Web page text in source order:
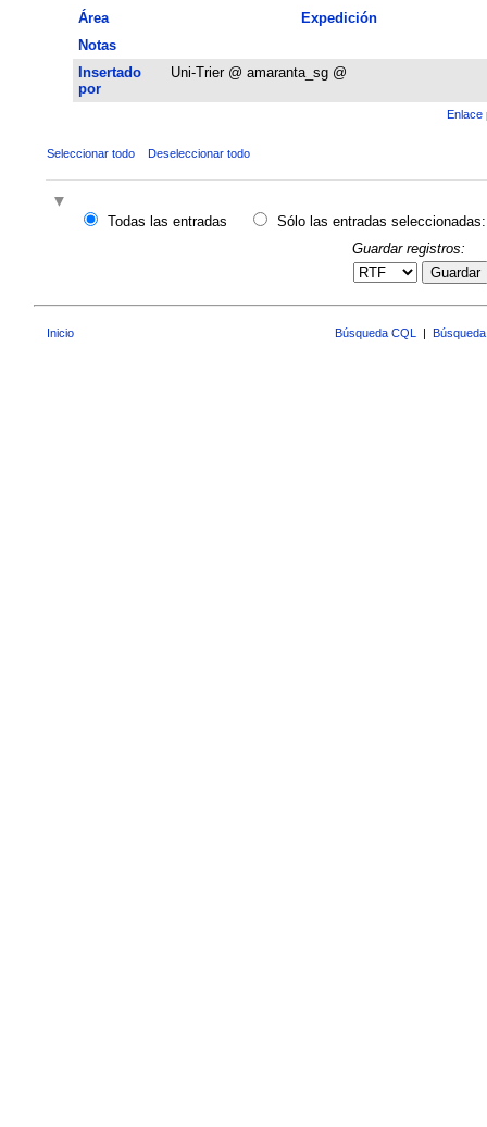
Área
Expedición
Notas
Insertado
por
Uni-Trier @ amaranta_sg @
Enlace
Seleccionar todo Deseleccionar todo
Todas las entradas
Sólo las entradas seleccionadas:
Guardar registros:
Guardar
Inicio Búsqueda CQL